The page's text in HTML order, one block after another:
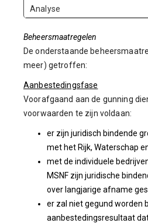
Analyse
Beheersmaatregelen
De onderstaande
meer) getroffen:
Aanbestedingsfase
Voorafgaand aan de gunning
voorwaarden te zijn voldaan:
er zijn juridisch bindende
met het Rijk, Waterschap
met de individuele
MSNF zijn juridische
over langjarige afname
er zal niet gegund worden
aanbestedingsresultaat